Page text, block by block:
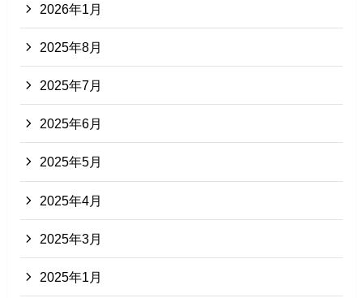
2026年1月
2025年8月
2025年7月
2025年6月
2025年5月
2025年4月
2025年3月
2025年1月